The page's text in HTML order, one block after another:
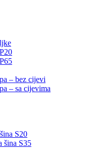
– bez cijevi
– sa cijevima
S20
šina S35